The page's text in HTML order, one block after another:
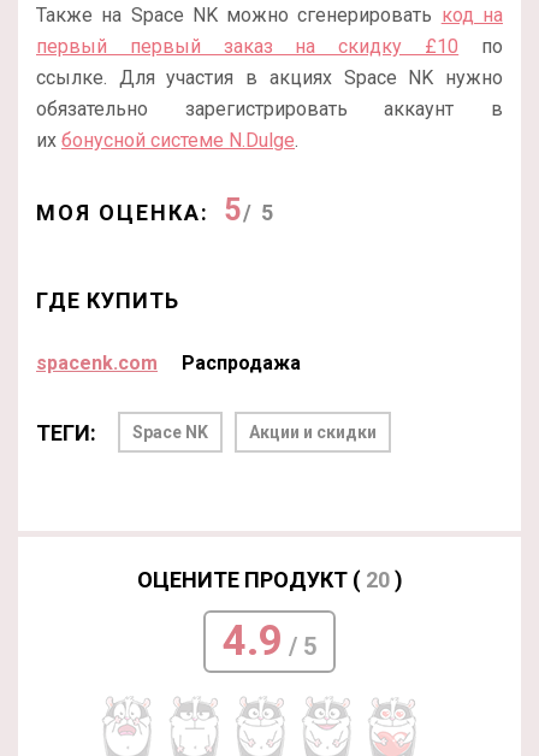
Также на Space NK можно сгенерировать код на
первый первый заказ на скидку £10 по
ссылке. Для участия в акциях Space NK нужно
обязательно зарегистрировать аккаунт в
их бонусной системе N.Dulge.
МОЯ ОЦЕНКА: 5/ 5
ГДЕ КУПИТЬ
spacenk.com Распродажа
ТЕГИ: Space NK Акции и скидки
ОЦЕНИТЕ ПРОДУКТ ( 20)
4.9 / 5